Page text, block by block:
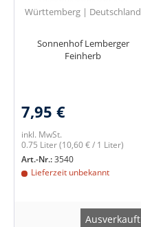
Württemberg | Deutschland
Sonnenhof Lemberger
Feinherb
7,95 €
inkl. MwSt.
0.75 Liter(10,60 € / 1 Liter)
Art.-Nr.:3540
Lieferzeit unbekannt
Ausverkauft